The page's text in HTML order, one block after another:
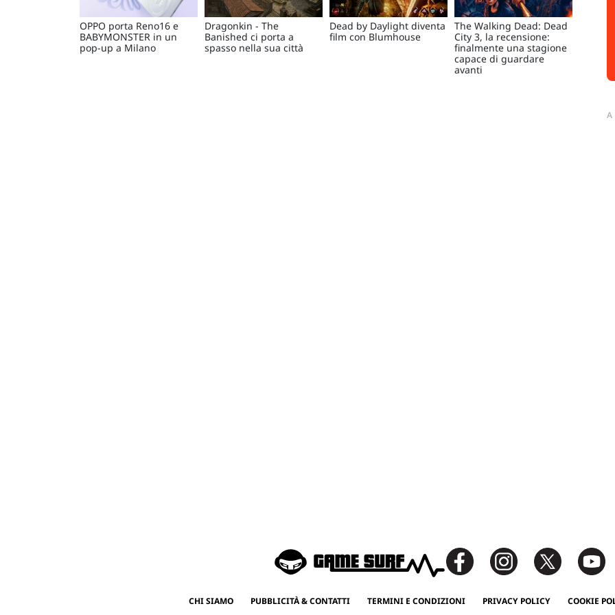
OPPO porta Reno16 e
BABYMONSTER in un
pop-up a Milano
Dragonkin - The
Banished ci porta a
spasso nella sua città
Dead by Daylight diventa
film con Blumhouse
The Walking Dead: Dead
City 3, la recensione:
finalmente una stagione
capace di guardare
avanti
CHI SIAMO PUBBLICITÀ & CONTATTI TERMINI E CONDIZIONI PRIVACY POLICY COOKIE